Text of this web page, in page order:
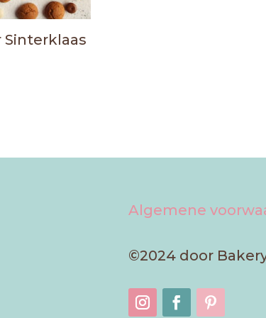
Algemene
©2024 door